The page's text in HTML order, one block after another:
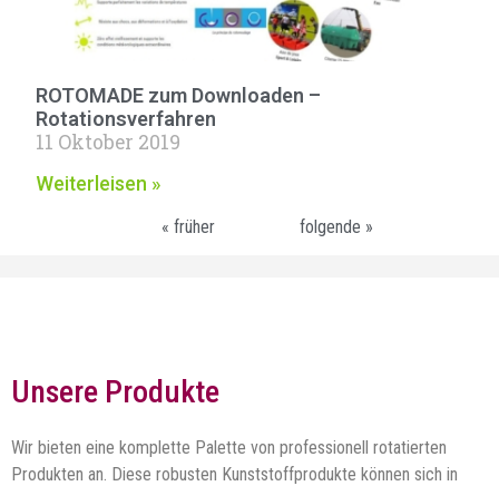
ROTOMADE zum Downloaden –
Rotationsverfahren
11 Oktober 2019
Weiterleisen »
« früher folgende »
Unsere Produkte
Wir bieten eine komplette Palette von professionell rotatierten
Produkten an. Diese robusten Kunststoffprodukte können sich in